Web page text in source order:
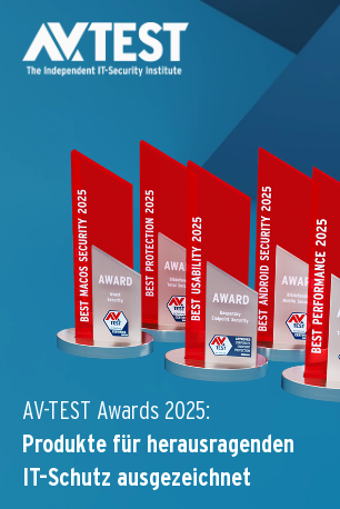
AV-TEST Awards 2025:
Produkte für herausragenden
IT-Schutz ausgezeichnet